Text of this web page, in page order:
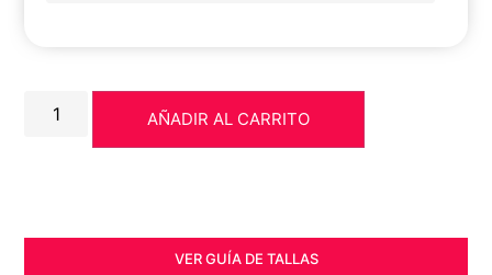
AÑADIR AL CARRITO
VER GUÍA DE TALLAS